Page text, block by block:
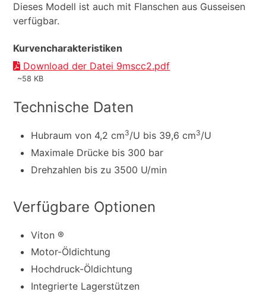
Dieses Modell ist auch mit Flanschen aus Gusseisen
verfügbar.
Kurvencharakteristiken
Download der Datei 9mscc2.pdf
~58 KB
Technische Daten
Hubraum von 4,2 cm3/U bis 39,6 cm3/U
Maximale Drücke bis 300 bar
Drehzahlen bis zu 3500 U/min
Verfügbare Optionen
Viton ®
Motor-Öldichtung
Hochdruck-Öldichtung
Integrierte Lagerstützen